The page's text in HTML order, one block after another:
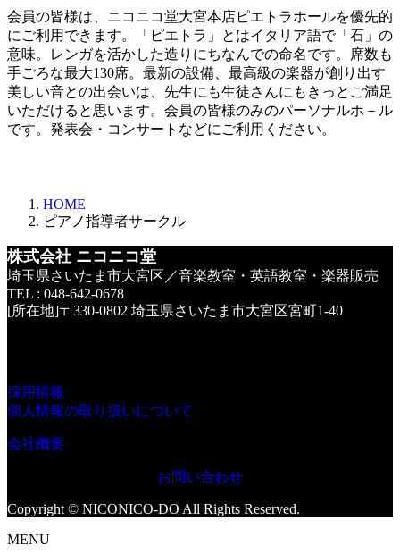
会員の皆様は、ニコニコ堂大宮本店ピエトラホールを優先的
にご利用できます。「ピエトラ」とはイタリア語で「石」の
意味。レンガを活かした造りにちなんでの命名です。席数も
手ごろな最大130席。最新の設備、最高級の楽器が創り出す
美しい音との出会いは、先生にも生徒さんにもきっとご満足
いただけると思います。会員の皆様のみのパーソナルホ－ル
です。発表会・コンサートなどにご利用ください。
HOME
ピアノ指導者サークル
株式会社 ニコニコ堂
埼玉県さいたま市大宮区／音楽教室・英語教室・楽器販売
TEL : 048-642-0678
[所在地]〒330-0802 埼玉県さいたま市大宮区宮町1-40
採用情報
個人情報の取り扱いについて
会社概要
お問い合わせ
Copyright © NICONICO-DO All Rights Reserved.
MENU